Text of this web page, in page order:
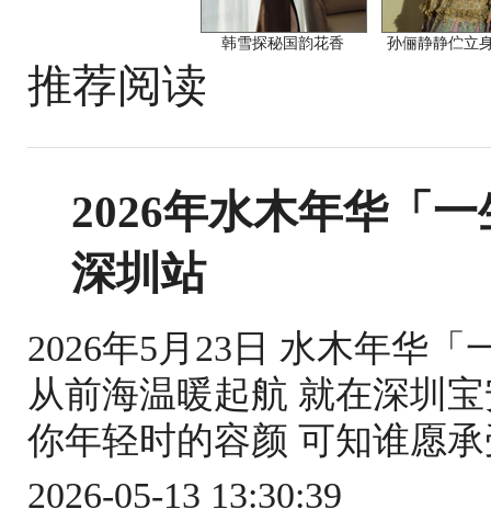
韩雪探秘国韵花香 孙俪静静伫立
推荐阅读
2026年水木年华「
深圳站
2026年5月23日 水木年华「
从前海温暖起航 就在深圳
你年轻时的容颜 可知谁愿
2026-05-13 13:30:39